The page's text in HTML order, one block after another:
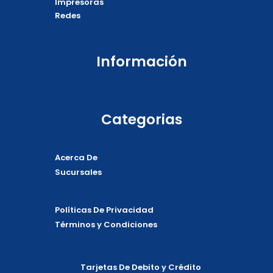
Redes
Información
Categorias
Acerca De
Sucursales
Políticas De Privacidad
Términos y Condiciones
Tarjetas De Debito y Crédito